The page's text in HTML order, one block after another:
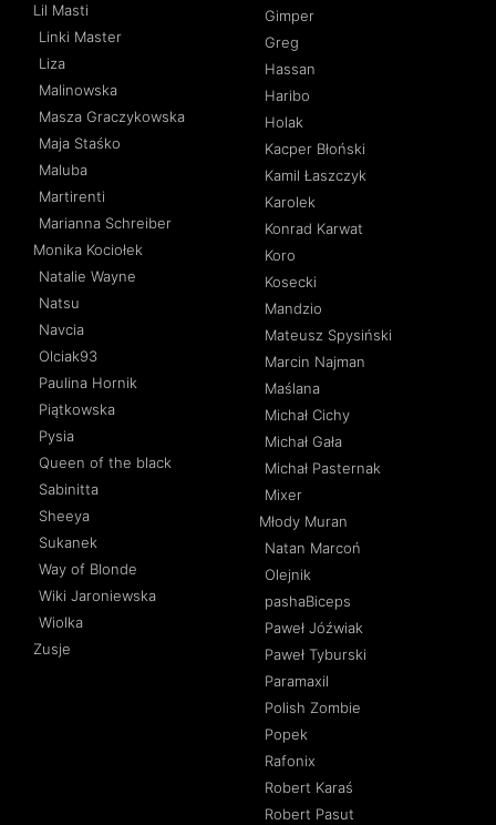
Lil Masti
Linki Master
Liza
Malinowska
Masza Graczykowska
Maja Staśko
Maluba
Martirenti
Marianna Schreiber
Monika Kociołek
Natalie Wayne
Natsu
Navcia
Olciak93
Paulina Hornik
Piątkowska
Pysia
Queen of the black
Sabinitta
Sheeya
Sukanek
Way of Blonde
Wiki Jaroniewska
Wiolka
Zusje
Gimper
Greg
Hassan
Haribo
Holak
Kacper Błoński
Kamil Łaszczyk
Karolek
Konrad Karwat
Koro
Kosecki
Mandzio
Mateusz Spysiński
Marcin Najman
Maślana
Michał Cichy
Michał Gała
Michał Pasternak
Mixer
Młody Muran
Natan Marcoń
Olejnik
pashaBiceps
Paweł Jóźwiak
Paweł Tyburski
Paramaxil
Polish Zombie
Popek
Rafonix
Robert Karaś
Robert Pasut